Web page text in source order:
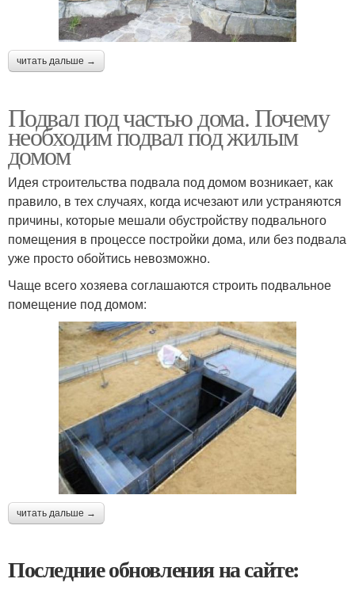
читать дальше →
Подвал под частью дома. Почему
необходим подвал под жилым
домом
Идея строительства подвала под домом возникает, как
правило, в тех случаях, когда исчезают или устраняются
причины, которые мешали обустройству подвального
помещения в процессе постройки дома, или без подвала
уже просто обойтись невозможно.
Чаще всего хозяева соглашаются строить подвальное
помещение под домом:
читать дальше →
Последние обновления на сайте: